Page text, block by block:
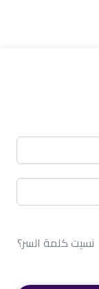
نسيت كلمة السر؟